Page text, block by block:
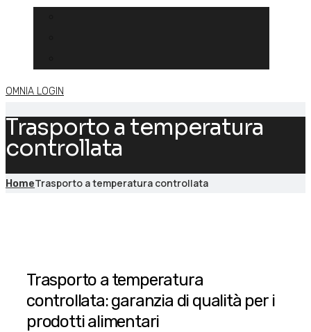
OMNIA LOGIN
Trasporto a temperatura
controllata
HomeTrasporto a temperatura controllata
Trasporto a temperatura
controllata: garanzia di qualità per i
prodotti alimentari